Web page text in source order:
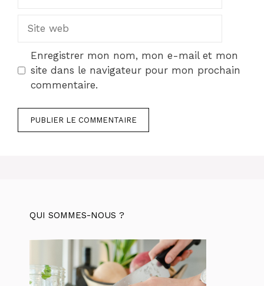
Site
Enregistrer mon nom, mon e-mail et mon
site dans le navigateur pour mon prochain
commentaire.
QUI SOMMES-NOUS ?